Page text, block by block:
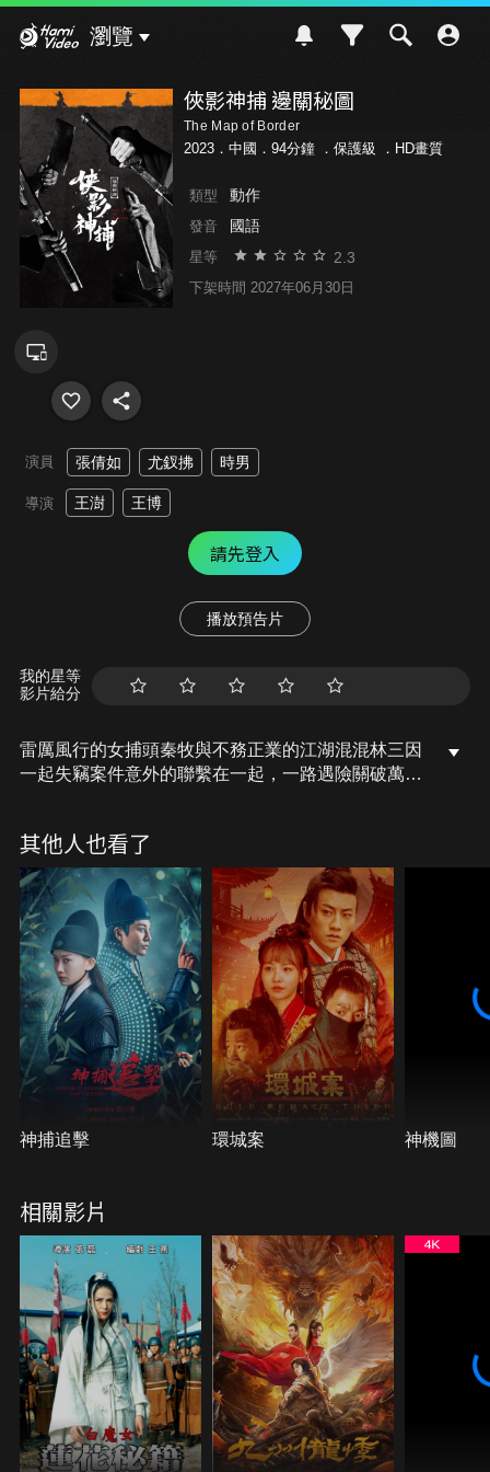
瀏覽
俠影神捕 邊關秘圖
The Map of Border
2023．中國．94分鐘 ． 保護級 ．HD畫質
類型 動作
發音 國語
星等 2.3
下架時間 2027年06月30日
演員 張倩如 尤釵拂 時男
導演 王澍 王博
請先登入
播放預告片
我的星等
影片給分
雷厲風行的女捕頭秦牧與不務正業的江湖混混林三因
一起失竊案件意外的聯繫在一起，一路遇險關破萬
三也返回了天牢中。
其他人也看了
神捕追擊 環城案 神機圖
相關影片